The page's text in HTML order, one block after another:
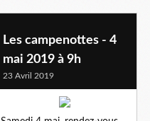
Les campenottes - 4
mai 2019 à 9h
23 Avril 2019